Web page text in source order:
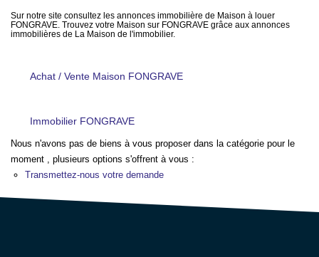
Estimer Vendre
NOS AGENCES
CONTACT
EXTRANET PROPRIÉTAIRE
Créer une alerte
Sur notre site consultez les annonces immobilière de Maison à louer
FONGRAVE. Trouvez votre Maison sur FONGRAVE grâce aux annonces
immobilières de La Maison de l'immobilier.
Achat / Vente Maison FONGRAVE
Immobilier FONGRAVE
Nous n'avons pas de biens à vous proposer dans la catégorie pour le
moment , plusieurs options s'offrent à vous :
Transmettez-nous votre demande